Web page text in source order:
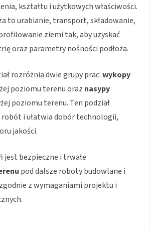
kształtu i użytkowych właściwości.
to urabianie, transport, składowanie,
ziemi tak, aby uzyskać
oraz parametry nośności podłoża.
rozróżnia dwie grupy prac:wykopy
poziomu terenu oraz nasypy
poziomu terenu. Ten podział
robót i ułatwia dobór technologii,
jakości.
jest bezpieczne i trwałe
pod dalsze roboty budowlane i
z wymaganiami projektu i